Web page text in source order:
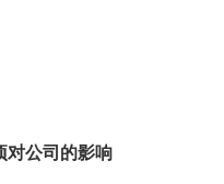
对公司的影响